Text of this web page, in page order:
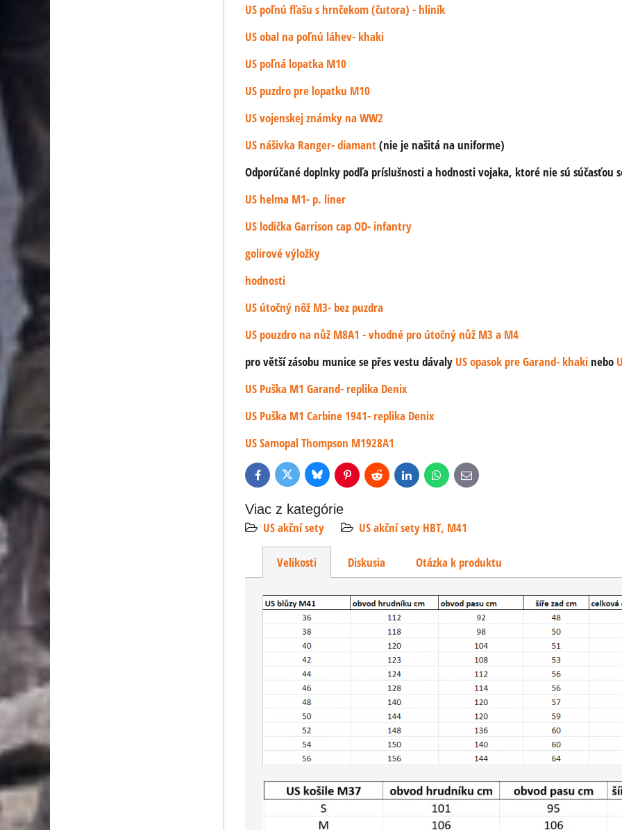
US poľnú fľašu s hrnčekom (čutora) - hliník
US obal na poľnú láhev- khaki
US poľná lopatka M10
US puzdro pre lopatku M10
US vojenskej známky na WW2
US nášivka Ranger- diamant(nie je našitá na uniforme)
Odporúčané doplnky podľa príslušnosti a hodnosti vojaka, ktoré nie sú súčasťou
US helma M1- p. liner
US lodička Garrison cap OD- infantry
golirové výložky
hodnosti
US útočný nôž M3- bez puzdra
US pouzdro na nůž M8A1 - vhodné pro útočný nůž M3 a M4
pro větší zásobu munice se přes vestu dávaly US opasok pre Garand- khaki nebo
US Puška M1 Garand- replika Denix
US Puška M1 Carbine 1941- replika Denix
US Samopal Thompson M1928A1
FacebookTwitter BlueskyPinterestReddit LinkedInWhatsApp
E-
mail
Viac z kategórie
US akční sety
US akční sety HBT, M41
Velikosti Diskusia Otázka k produktu